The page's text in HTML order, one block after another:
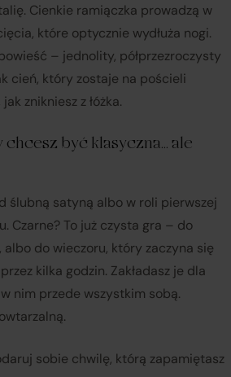
Cienkie ramiączka prowadzą w
które optycznie wydłuża nogi.
– jednolity, półprzezroczysty
cień, który zostaje na pościeli
znikniesz z łóżka.
chcesz być klasyczna… ale
ślubną satyną albo w roli pierwszej
Czarne? To już czysta gra – do
do wieczoru, który zaczyna się
kilka godzin. Zakładasz je dla
nim przede wszystkim sobą.
sobie chwilę, którą zapamiętasz